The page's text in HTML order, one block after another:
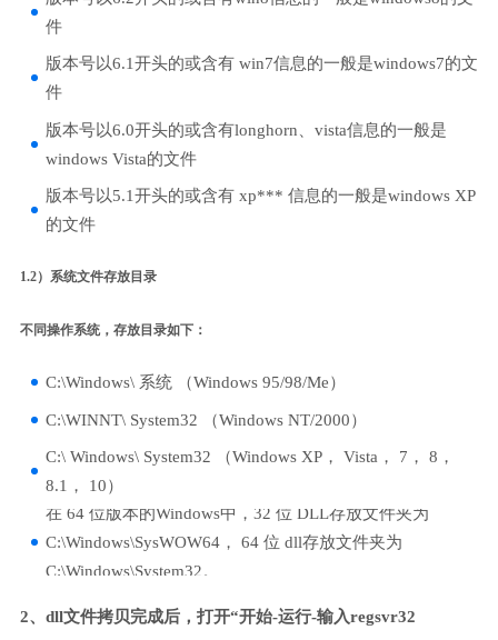
件
版本号以6.1开头的或含有 win7信息的一般是windows7的文
件
版本号以6.0开头的或含有longhorn、vista信息的一般是
windows Vista的文件
版本号以5.1开头的或含有 xp*** 信息的一般是windows XP
的文件
1.2）系统文件存放目录
不同操作系统，存放目录如下：
C:\Windows\ 系统 （Windows 95/98/Me）
C:\WINNT\ System32 （Windows NT/2000）
C:\ Windows\ System32 （Windows XP， Vista， 7， 8，
8.1， 10）
在 64 位版本的Windows中，32 位 DLL存放文件夹为
C:\Windows\SysWOW64， 64 位 dll存放文件夹为
C:\Windows\System32。
2、dll文件拷贝完成后，打开“开始-运行-输入regsvr32